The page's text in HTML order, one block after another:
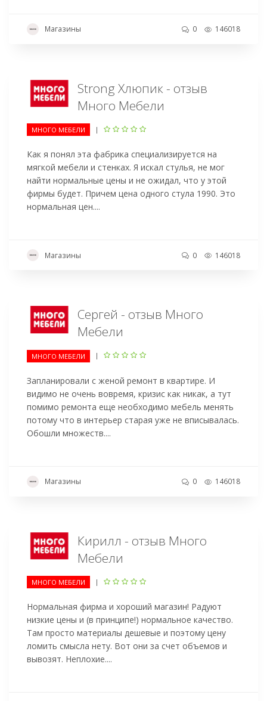
Магазины 0 146018
Strong Хлюпик - отзыв
Много Мебели
МНОГО МЕБЕЛИ |
Как я понял эта фабрика специализируется на
мягкой мебели и стенках. Я искал стулья, не мог
найти нормальные цены и не ожидал, что у этой
фирмы будет. Причем цена одного стула 1990. Это
нормальная цен....
Магазины 0 146018
Сергей - отзыв Много
Мебели
МНОГО МЕБЕЛИ |
Запланировали с женой ремонт в квартире. И
видимо не очень вовремя, кризис как никак, а тут
помимо ремонта еще необходимо мебель менять
потому что в интерьер старая уже не вписывалась.
Обошли множеств....
Магазины 0 146018
Кирилл - отзыв Много
Мебели
МНОГО МЕБЕЛИ |
Нормальная фирма и хороший магазин! Радуют
низкие цены и (в принципе!) нормальное качество.
Там просто материалы дешевые и поэтому цену
ломить смысла нету. Вот они за счет объемов и
вывозят. Неплохие....